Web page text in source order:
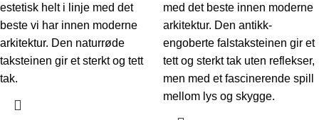
estetisk helt i linje med det
beste vi har innen moderne
arkitektur. Den naturrøde
taksteinen gir et sterkt og tett
tak.
med det beste innen moderne
arkitektur. Den antikk-
engoberte falstaksteinen gir et
tett og sterkt tak uten reflekser,
men med et fascinerende spill
mellom lys og skygge.